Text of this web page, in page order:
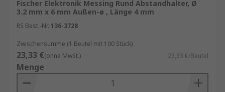
Ausrichtung und Abstandhaltung von
verwendet, um Komponenten wie Motoren,
Getriebe und Fahrwerksysteme präzise zu
positionieren.
: Distanzhülsen kommen in
Fischer Elektronik Messing Rund Abstandhalter, Ø
3.2 mm x 6 mm Außen-ø , Länge 4 mm
RS Best.-Nr. 136-3728
Zwischensumme (1 Beutel mit 100 Stück)
23,33 €(ohne MwSt.) 23,33 €/Beutel
Menge